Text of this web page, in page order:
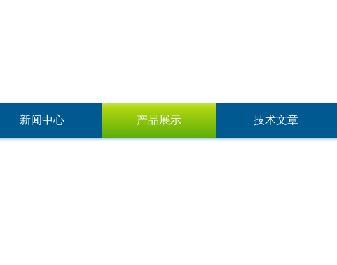
新闻中心 产品展示 技术文章